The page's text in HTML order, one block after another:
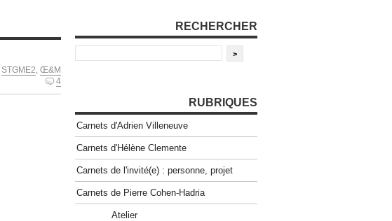
STGME2, Œ&M
4
RECHERCHER
RUBRIQUES
Carnets d'Adrien Villeneuve
Carnets d'Hélène Clemente
Carnets de l'invité(e) : personne, projet
Carnets de Pierre Cohen-Hadria
Atelier